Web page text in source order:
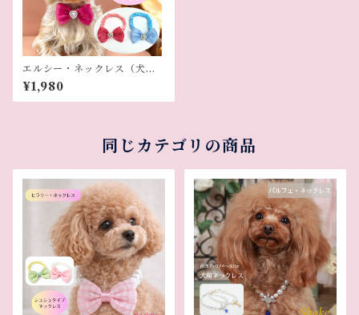
エルシー・ネックレス（犬用
ネックレス）
¥1,980
同じカテゴリの商品